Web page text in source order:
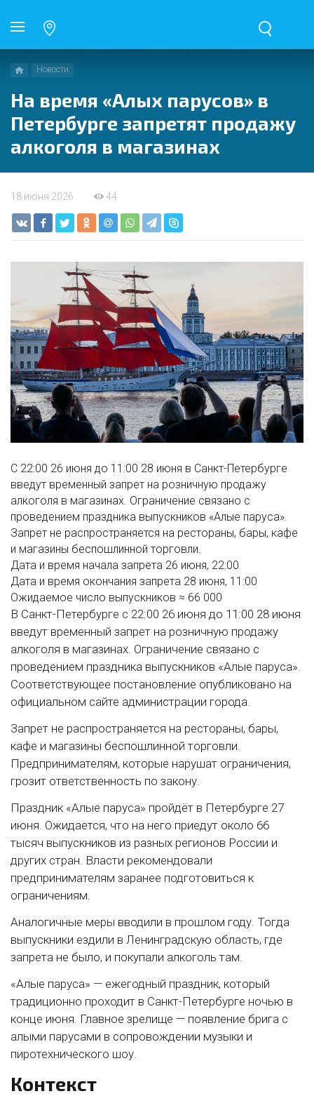
Новости
На время «Алых парусов» в
Петербурге запретят продажу
алкоголя в магазинах
18 июня 2026 44
С 22:00 26 июня до 11:00 28 июня в Санкт-Петербурге
введут временный запрет на розничную продажу
алкоголя в магазинах. Ограничение связано с
проведением праздника выпускников «Алые паруса».
Запрет не распространяется на рестораны, бары, кафе
и магазины беспошлинной торговли.
Дата и время начала запрета 26 июня, 22:00
Дата и время окончания запрета 28 июня, 11:00
Ожидаемое число выпускников ≈ 66 000
В Санкт-Петербурге с 22:00 26 июня до 11:00 28 июня
введут временный запрет на розничную продажу
алкоголя в магазинах. Ограничение связано с
проведением праздника выпускников «Алые паруса».
Соответствующее постановление опубликовано на
официальном сайте администрации города.
Запрет не распространяется на рестораны, бары,
кафе и магазины беспошлинной торговли.
Предпринимателям, которые нарушат ограничения,
грозит ответственность по закону.
Праздник «Алые паруса» пройдёт в Петербурге 27
июня. Ожидается, что на него приедут около 66
тысяч выпускников из разных регионов России и
других стран. Власти рекомендовали
предпринимателям заранее подготовиться к
ограничениям.
Аналогичные меры вводили в прошлом году. Тогда
выпускники ездили в Ленинградскую область, где
запрета не было, и покупали алкоголь там.
«Алые паруса» — ежегодный праздник, который
традиционно проходит в Санкт-Петербурге ночью в
конце июня. Главное зрелище — появление брига с
алыми парусами в сопровождении музыки и
пиротехнического шоу.
Контекст